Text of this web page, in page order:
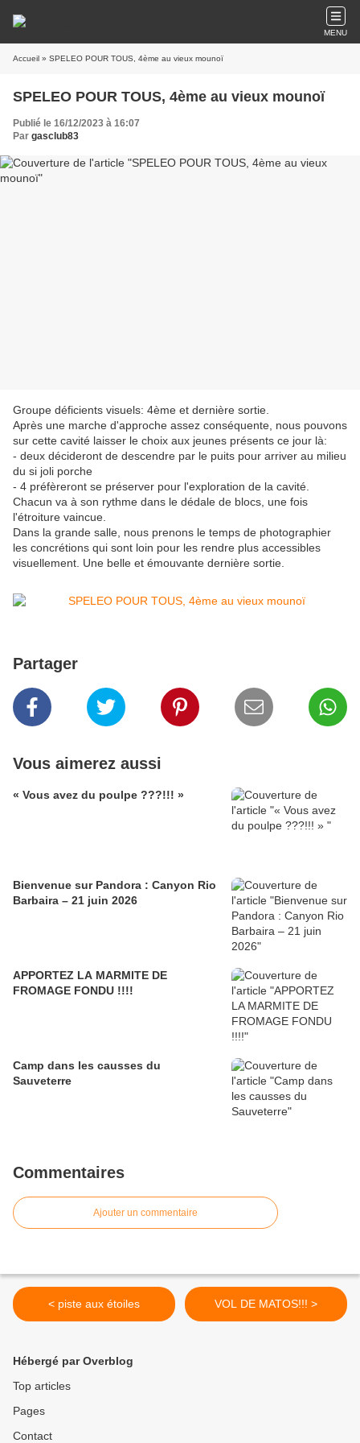
MENU
Accueil » SPELEO POUR TOUS, 4ème au vieux mounoï
SPELEO POUR TOUS, 4ème au vieux mounoï
Publié le 16/12/2023 à 16:07
Par gasclub83
Groupe déficients visuels: 4ème et dernière sortie.
Après une marche d'approche assez conséquente, nous pouvons
sur cette cavité laisser le choix aux jeunes présents ce jour là:
- deux décideront de descendre par le puits pour arriver au milieu
du si joli porche
- 4 préfèreront se préserver pour l'exploration de la cavité.
Chacun va à son rythme dans le dédale de blocs, une fois
l'étroiture vaincue.
Dans la grande salle, nous prenons le temps de photographier
les concrétions qui sont loin pour les rendre plus accessibles
visuellement. Une belle et émouvante dernière sortie.
Partager
Vous aimerez aussi
« Vous avez du poulpe ???!!! »
Bienvenue sur Pandora : Canyon Rio
Barbaira – 21 juin 2026
APPORTEZ LA MARMITE DE
FROMAGE FONDU !!!!
Camp dans les causses du
Sauveterre
Commentaires
Ajouter un commentaire
< piste aux étoiles VOL DE MATOS!!! >
Hébergé par Overblog
Top articles
Pages
Contact